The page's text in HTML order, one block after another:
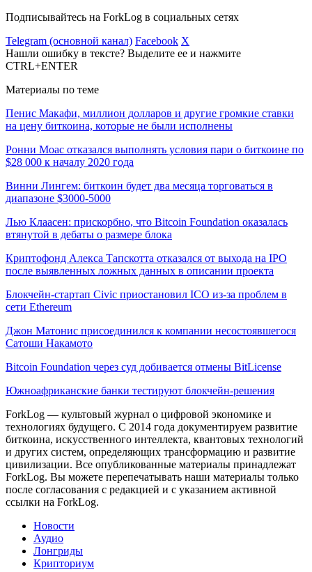
Подписывайтесь на ForkLog в социальных сетях
Telegram (основной канал) Facebook X
Нашли ошибку в тексте? Выделите ее и нажмите
CTRL+ENTER
Материалы по теме
Пенис Макафи, миллион долларов и другие громкие ставки
на цену биткоина, которые не были исполнены
Ронни Моас отказался выполнять условия пари о биткоине по
$28 000 к началу 2020 года
Винни Лингем: биткоин будет два месяца торговаться в
диапазоне $3000-5000
Лью Клаасен: прискорбно, что Bitcoin Foundation оказалась
втянутой в дебаты о размере блока
Криптофонд Алекса Тапскотта отказался от выхода на IPO
после выявленных ложных данных в описании проекта
Блокчейн-стартап Civic приостановил ICO из-за проблем в
сети Ethereum
Джон Матонис присоединился к компании несостоявшегося
Сатоши Накамото
Bitcoin Foundation через суд добивается отмены BitLicense
Южноафриканские банки тестируют блокчейн-решения
ForkLog — культовый журнал о цифровой экономике и
технологиях будущего. С 2014 года документируем развитие
биткоина, искусственного интеллекта, квантовых технологий
и других систем, определяющих трансформацию и развитие
цивилизации. Все опубликованные материалы принадлежат
ForkLog. Вы можете перепечатывать наши материалы только
после согласования с редакцией и с указанием активной
ссылки на ForkLog.
Новости
Аудио
Лонгриды
Крипториум